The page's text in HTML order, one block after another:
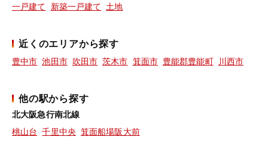
一戸建て 新築一戸建て 土地
近くのエリアから探す
豊中市 池田市 吹田市 茨木市 箕面市 豊能郡豊能町 川西市
他の駅から探す
北大阪急行南北線
桃山台 千里中央 箕面船場阪大前